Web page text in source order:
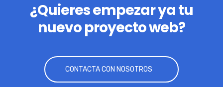
¿Quieres empezar ya tu
nuevo proyecto web?
CONTACTA CON NOSOTROS